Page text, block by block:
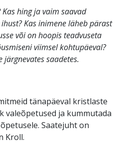
hing ja vaim saavad
Kas inimene läheb pärast
või on hoopis teadvuseta
viimsel kohtupäeval?
järgnevates saadetes.
tänapäeval kristlaste
valeõpetused ja kummutada
Saatejuht on
Kroll.